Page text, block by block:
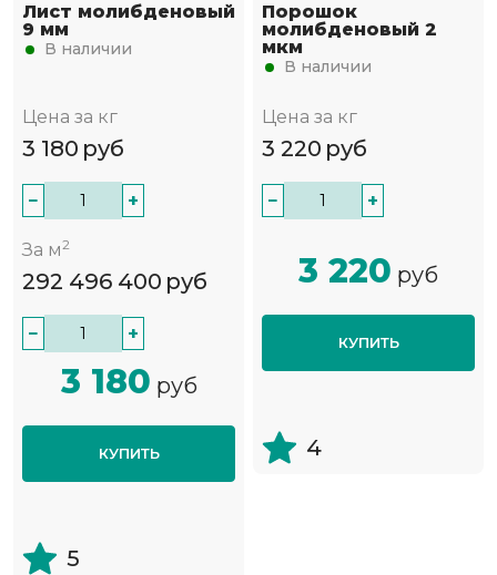
Лист молибденовый
9 мм
В наличии
Цена за кг
3 180 руб
− +
За м2
292 496 400 руб
− +
3 180 руб
КУПИТЬ
5
Порошок
молибденовый 2
мкм
В наличии
Цена за кг
3 220 руб
− +
3 220 руб
КУПИТЬ
4